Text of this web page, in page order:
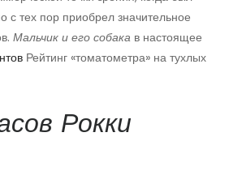
с тех пор приобрел значительное
Мальчик и его собака в настоящее
Рейтинг «томатометра» на тухлых
Рокки